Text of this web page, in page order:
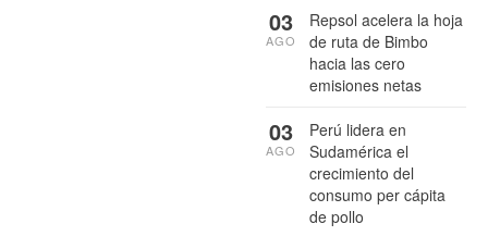
Repsol acelera la hoja
de ruta de Bimbo
hacia las cero
emisiones netas
03
AGO
Perú lidera en
Sudamérica el
crecimiento del
consumo per cápita
de pollo
03
AGO